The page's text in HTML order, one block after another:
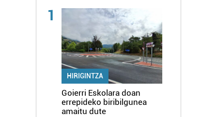
1
HIRIGINTZA
Goierri Eskolara doan
errepideko biribilgunea
amaitu dute